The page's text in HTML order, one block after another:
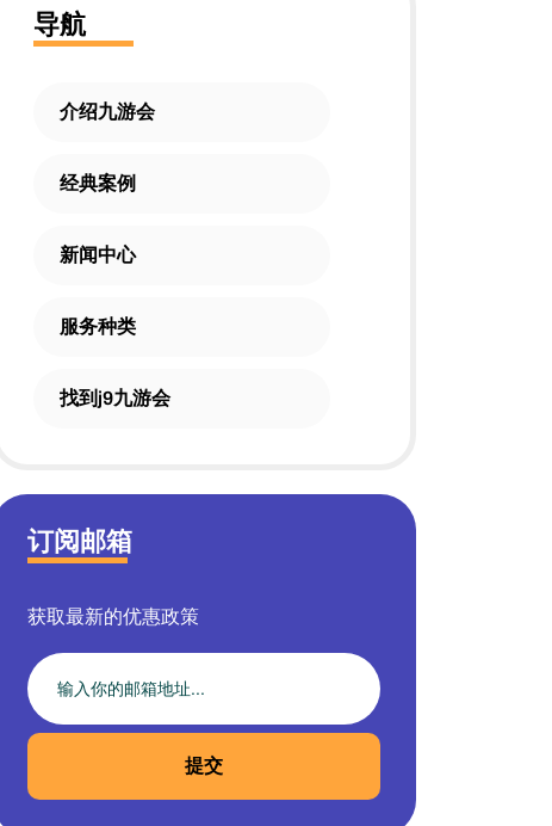
导航
介绍九游会
经典案例
新闻中心
服务种类
找到j9九游会
订阅邮箱
获取最新的优惠政策
提交